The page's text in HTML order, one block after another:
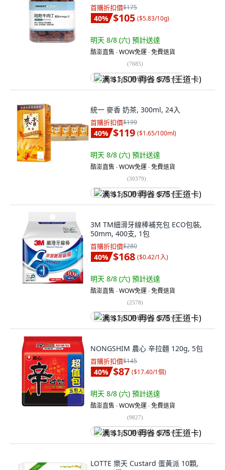
首購折扣價$175
40% $105 ($5.83/10g)
明天 8/8 (六) 預計送達
酷澎直售 ∙ WOW免運 ∙ 免費退貨
(7685)
满 $1,500 再省 $75 (王道卡)
統一 麥香 奶茶, 300ml, 24入
首購折扣價$199
40% $119 ($1.65/100ml)
明天 8/8 (六) 預計送達
酷澎直售 ∙ WOW免運 ∙ 免費退貨
(30379)
满 $1,500 再省 $75 (王道卡)
3M TM細滑牙線棒補充包 ECO包裝,
50mm, 400支, 1包
首購折扣價$280
40% $168 ($0.42/1入)
明天 8/8 (六) 預計送達
酷澎直售 ∙ WOW免運 ∙ 免費退貨
(2578)
满 $1,500 再省 $75 (王道卡)
NONGSHIM 農心 辛拉麵 120g, 5包
首購折扣價$145
40% $87 ($17.40/1個)
明天 8/8 (六) 預計送達
酷澎直售 ∙ WOW免運 ∙ 免費退貨
(9827)
满 $1,500 再省 $75 (王道卡)
LOTTE 樂天 Custard 蛋黃派 10顆,